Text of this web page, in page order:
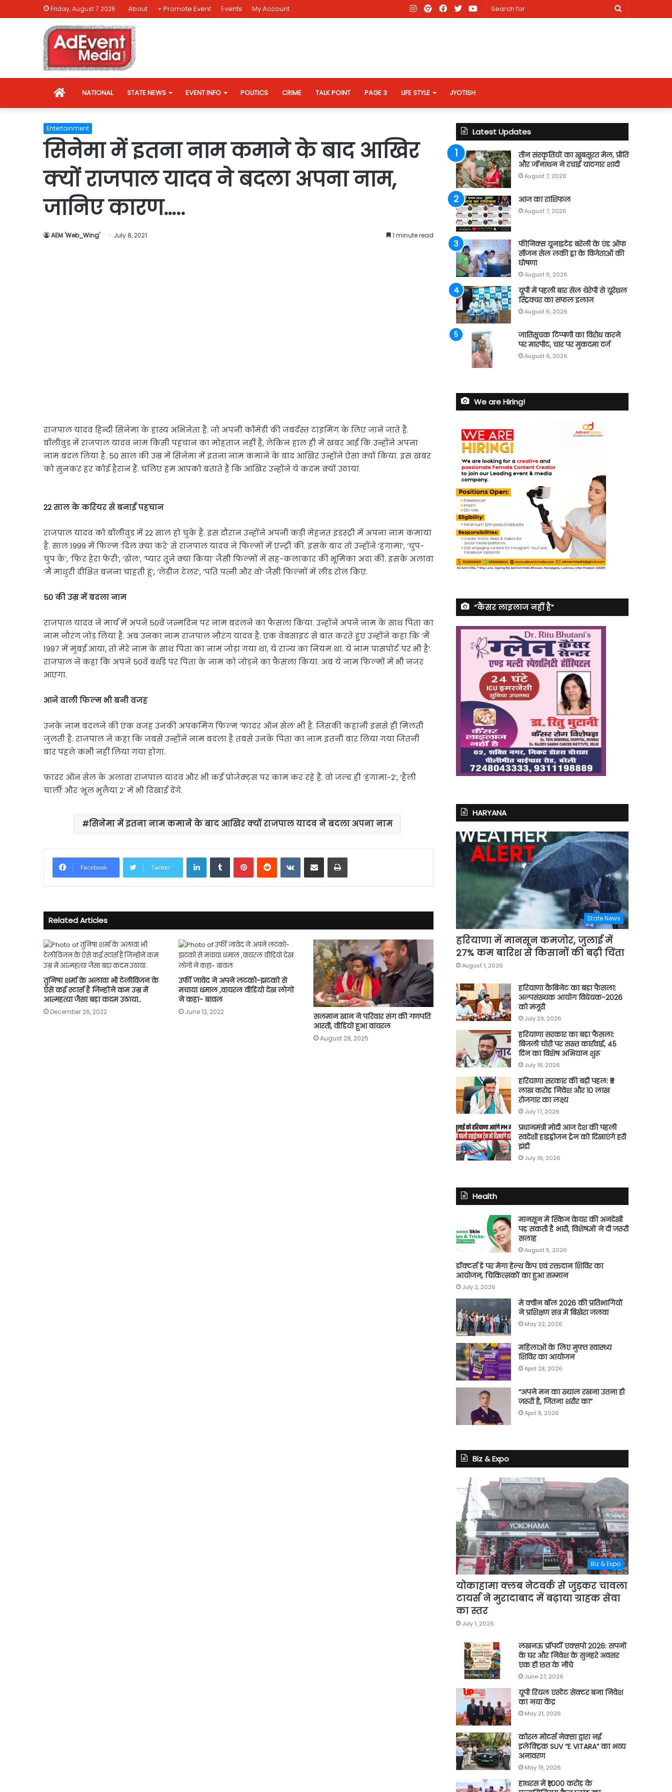
Friday, August 7 2026 About + Promote Event Events My Account
Search
Youtube
X
Facebook
AD
Instagram
HOMENATIONAL STATE NEWS EVENT INFO POLITICS CRIME TALK POINT PAGE 3 LIFE STYLE JYOTISH
Entertainment
सिनेमा में इतना नाम कमाने के बाद आखिर
क्यों राजपाल यादव ने बदला अपना नाम,
जानिए कारण…..
AEM 'Web_Wing' July 8, 2021 1 minute read
राजपाल यादव हिन्दी सिनेमा के हास्य अभिनेता हैं. जो अपनी कॉमेडी की जबर्दस्त टाइमिंग के लिए जाने जाते हैं.
बॉलीवुड में राजपाल यादव नाम किसी पहचान का मोहताज नहीं हैं, लेकिन हाल ही में खबर आई कि उन्होंने अपना
नाम बदल लिया है. 50 साल की उम्र में सिनेमा में इतना नाम कमाने के बाद आखिर उन्होंने ऐसा क्यों किया. इस खबर
को सुनकर हर कोई हैरान हैं. चलिए हम आपको बताते हैं कि आखिर उन्होंने ये कदम क्यों उठाया.
22 साल के करियर से बनाई पहचान
राजपाल यादव को बॉलीवुड में 22 साल हो चुके हैं. इस दौरान उन्होंने अपनी कड़ी मेहनत इंडस्ट्री में अपना नाम कमाया
है. साल 1999 में फिल्म ‘दिल क्या करे’ से राजपाल यादव ने फिल्मों में एन्ट्री की. इसके बाद तो उन्होंने ‘हंगामा’, ‘चुप-
चुप के’, ‘फिर हेरा फेरी’, ‘ढोल’, ‘प्यार तूने क्या किया’ जैसी फिल्मों में सह-कलाकार की भूमिका अदा की. इसके अलावा
‘मैं माधुरी दीक्षित बनना चाहती हूं’, ‘लेडीज टेलर’, ‘पति पत्नी और वो’ जैसी फिल्मों में लीड रोल किए.
50 की उम्र में बदला नाम
राजपाल यादव ने मार्च में अपने 50वें जन्मदिन पर नाम बदलने का फैसला किया. उन्होंने अपने नाम के साथ पिता का
नाम नौरंग जोड़ लिया है. अब उनका नाम राजपाल नौरंग यादव है. एक वेबसाइट से बात करते हुए उन्होंने कहा कि ‘मैं
1997 में मुंबई आया, तो मेरे नाम के साथ पिता का नाम जोड़ा गया था, ये राज्य का नियम था. ये नाम पासपोर्ट पर भी है’.
राजपाल ने कहा कि अपने 50वें बर्थडे पर पिता के नाम को जोड़ने का फैसला किया. अब ये नाम फिल्मों में भी नजर
आएगा.
आने वाली फिल्म भी बनी वजह
उनके नाम बदलने की एक वजह उनकी अपकमिंग फिल्म ‘फादर ऑन सेल’ भी है. जिसकी कहानी इससे ही मिलती
जुलती है. राजपाल ने कहा कि जबसे उन्होंने नाम बदला है तबसे उनके पिता का नाम इतनी बार लिया गया जितनी
बार पहले कभी नहीं लिया गया होगा.
फादर ऑन सेल के अलावा राजपाल यादव और भी कई प्रोजेक्ट्स पर काम कर रहे हैं. वो जल्द ही ‘हंगामा-2’, ‘हैली
चार्ली’ और ‘भूल भुलैया 2’ में भी दिखाई देंगे.
सिनेमा में इतना नाम कमाने के बाद आखिर क्यों राजपाल यादव ने बदला अपना नाम
Facebook Twitter
LinkedInTumblrPinterestReddit VKontakte
Share via Email Print
Related Articles
तुनिषा शर्मा के अलावा भी टेलीविजन के
ऐसे कई स्टार्स हैं जिन्होंने कम उम्र में
आत्महत्या जैसा बड़ा कदम उठाया..
December 26, 2022
उर्फी जावेद ने अपने लटको-झटको से
मचाया धमाल ,वायरल वीडियो देख लोगों
ने कहा- बावल
June 13, 2022
सलमान खान ने परिवार संग की गणपति
आरती, वीडियो हुआ वायरल
August 28, 2025
Latest Updates
तीन संस्कृतियों का खूबसूरत मेल, प्रीति
और जॉनाथन ने रचाई यादगार शादी
August 7, 2026
आज का राशिफल
August 7, 2026
फीनिक्स यूनाइटेड बरेली के एंड ऑफ
सीजन सेल लकी ड्रा के विजेताओं की
घोषणा
August 6, 2026
यूपी में पहली बार सेल थेरेपी से यूरेथ्रल
स्ट्रिक्चर का सफल इलाज
August 6, 2026
जातिसूचक टिप्पणी का विरोध करने
पर मारपीट, चार पर मुकदमा दर्ज
August 6, 2026
We are Hiring!
“कैंसर लाइलाज नहीं है”
HARYANA
State News
हरियाणा में मानसून कमजोर, जुलाई में
27% कम बारिश से किसानों की बढ़ी चिंता
August 1, 2026
हरियाणा कैबिनेट का बड़ा फैसला:
अल्पसंख्यक आयोग विधेयक-2026
को मंजूरी
July 29, 2026
हरियाणा सरकार का बड़ा फैसला:
बिजली चोरी पर सख्त कार्रवाई, 45
दिन का विशेष अभियान शुरू
July 18, 2026
हरियाणा सरकार की बड़ी पहल: ₹5
लाख करोड़ निवेश और 10 लाख
रोजगार का लक्ष्य
July 17, 2026
प्रधानमंत्री मोदी आज देश की पहली
स्वदेशी हाइड्रोजन ट्रेन को दिखाएंगे हरी
झंडी
July 16, 2026
Health
मानसून में स्किन केयर की अनदेखी
पड़ सकती है भारी, विशेषज्ञों ने दी जरूरी
सलाह
August 5, 2026
डॉक्टर्स डे पर मेगा हेल्थ कैंप एवं रक्तदान शिविर का
आयोजन, चिकित्सकों का हुआ सम्मान
July 2, 2026
मे क्वीन बॉल 2026 की प्रतिभागियों
ने प्रशिक्षण सत्र में बिखेरा जलवा
May 22, 2026
महिलाओं के लिए मुफ्त स्वास्थ्य
शिविर का आयोजन
April 28, 2026
“अपने मन का ख्याल रखना उतना ही
ज़रूरी है, जितना शरीर का”
April 8, 2026
Biz & Expo
Biz & Expo
योकाहामा क्लब नेटवर्क से जुड़कर चावला
टायर्स ने मुरादाबाद में बढ़ाया ग्राहक सेवा
का स्तर
July 1, 2026
लखनऊ प्रॉपर्टी एक्सपो 2026: सपनों
के घर और निवेश के सुनहरे अवसर
एक ही छत के नीचे
June 27, 2026
यूपी रियल एस्टेट सेक्टर बना निवेश
का नया केंद्र
May 21, 2026
कोरल मोटर्स नेक्सा द्वारा नई
इलेक्ट्रिक SUV “E VITARA” का भव्य
अनावरण
May 19, 2026
हाथरस में ₹1,000 करोड़ के